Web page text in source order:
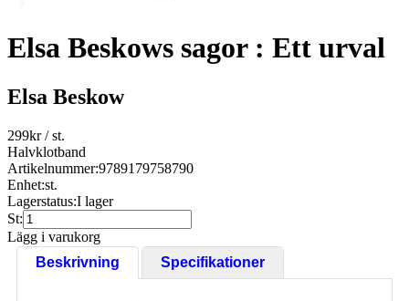
Elsa Beskows sagor : Ett urval
Elsa Beskow
299kr/ st.
Halvklotband
Artikelnummer:9789179758790
Enhet:st.
Lagerstatus:I lager
St:
Lägg i varukorg
Beskrivning
Specifikationer